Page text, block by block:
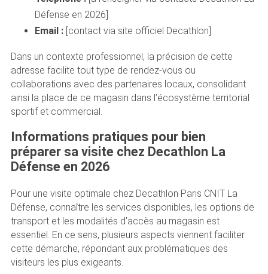
Défense en 2026]
Email :[contact via site officiel Decathlon]
Dans un contexte professionnel, la précision de cette
adresse facilite tout type de rendez-vous ou
collaborations avec des partenaires locaux, consolidant
ainsi la place de ce magasin dans l’écosystème territorial
sportif et commercial.
Informations pratiques pour bien
préparer sa visite chez Decathlon La
Défense en 2026
Pour une visite optimale chez Decathlon Paris CNIT La
Défense, connaître les services disponibles, les options de
transport et les modalités d’accès au magasin est
essentiel. En ce sens, plusieurs aspects viennent faciliter
cette démarche, répondant aux problématiques des
visiteurs les plus exigeants.